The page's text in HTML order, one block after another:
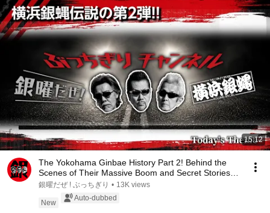
15:12
The Yokohama Ginbae History Part 2! Behind the
Scenes of Their Massive Boom and Secret Stories
fr...
銀曜だぜ ! ぶっちぎり • 13K views
New
Auto-dubbed